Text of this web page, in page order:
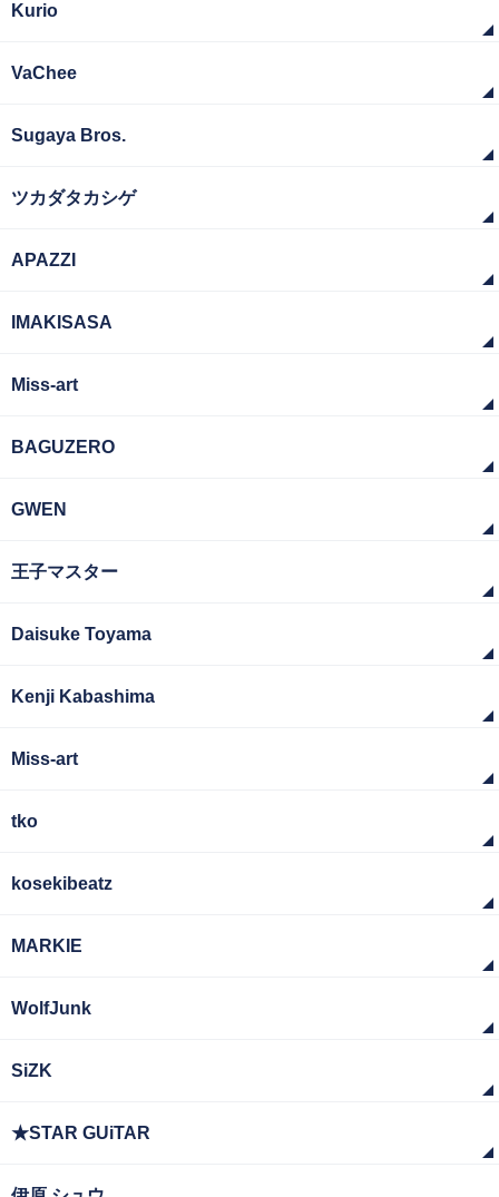
Kurio
VaChee
Sugaya Bros.
ツカダタカシゲ
APAZZI
IMAKISASA
Miss-art
BAGUZERO
GWEN
王子マスター
Daisuke Toyama
Kenji Kabashima
Miss-art
tko
kosekibeatz
MARKIE
WolfJunk
SiZK
★STAR GUiTAR